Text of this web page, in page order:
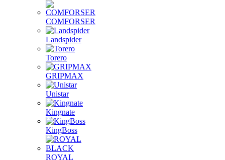
COMFORSER
Landspider
Torero
GRIPMAX
Unistar
Kingnate
KingBoss
ROYAL